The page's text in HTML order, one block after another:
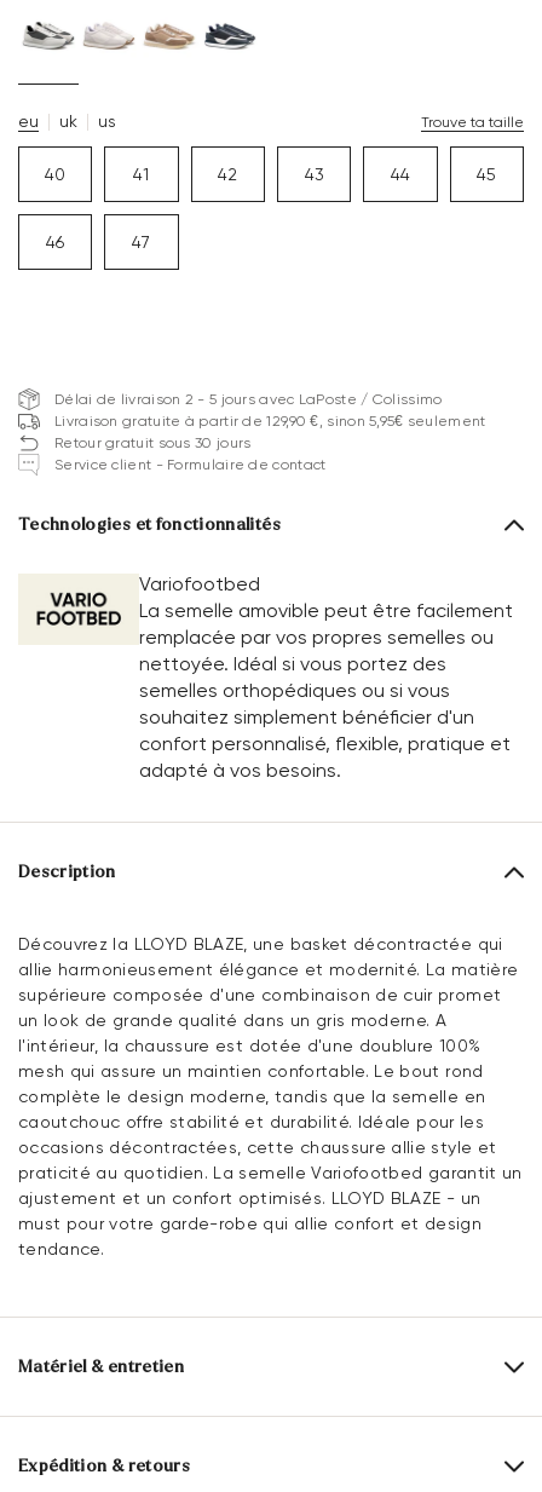
eu uk us Trouve ta taille
40 41 42 43 44 45
46 47
Délai de livraison 2 - 5 jours avec LaPoste / Colissimo
Livraison gratuite à partir de 129,90 €, sinon 5,95€ seulement
Retour gratuit sous 30 jours
Service client - Formulaire de contact
Technologies et fonctionnalités
Variofootbed
La semelle amovible peut être facilement
remplacée par vos propres semelles ou
nettoyée. Idéal si vous portez des
semelles orthopédiques ou si vous
souhaitez simplement bénéficier d'un
confort personnalisé, flexible, pratique et
adapté à vos besoins.
Description
Découvrez la LLOYD BLAZE, une basket décontractée qui
allie harmonieusement élégance et modernité. La matière
supérieure composée d'une combinaison de cuir promet
un look de grande qualité dans un gris moderne. A
l'intérieur, la chaussure est dotée d'une doublure 100%
mesh qui assure un maintien confortable. Le bout rond
complète le design moderne, tandis que la semelle en
caoutchouc offre stabilité et durabilité. Idéale pour les
occasions décontractées, cette chaussure allie style et
praticité au quotidien. La semelle Variofootbed garantit un
ajustement et un confort optimisés. LLOYD BLAZE - un
must pour votre garde-robe qui allie confort et design
tendance.
Matériel & entretien
Taille de production:
Les grands noms de
Expédition & retours